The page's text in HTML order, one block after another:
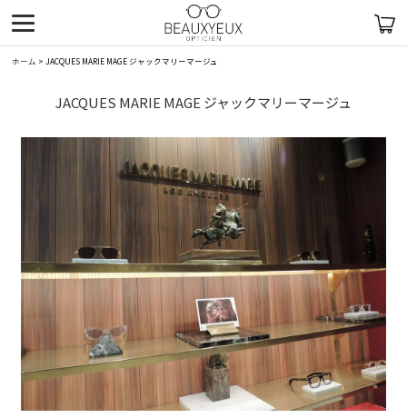
ホーム > JACQUES MARIE MAGE ジャックマリーマージュ
JACQUES MARIE MAGE ジャックマリーマージュ